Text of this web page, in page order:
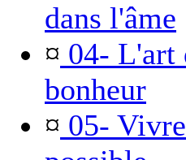
dans l'âme
¤ 04- L'art
bonheur
¤ 05-